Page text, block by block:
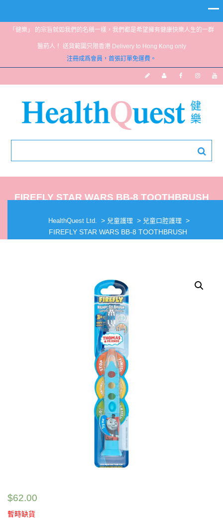
「健樂」 的宗旨就如我們的名稱一樣，我們都是希望擁有健康快樂人生的一群
醫葯人！ 送貨範圍只限香港 Delivery to Hong Kong only
注冊成爲會員，首張訂單免運費。
FIREFLY STAR WARS BB-8 TOOTHBRUSH
HealthQuest Ltd. > 兒童護理 > 兒童口腔護理 >
FIREFLY STAR WARS BB-8 TOOTHBRUSH
$62.00
暫時缺貨